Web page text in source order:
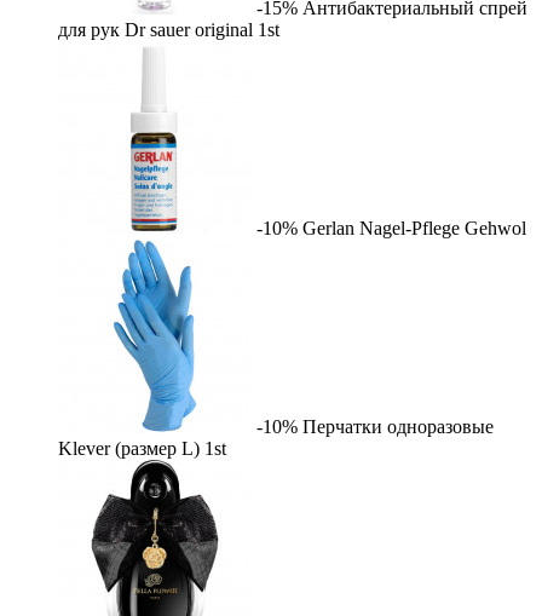
-15% Антибактериальный спрей
для рук Dr sauer original 1st
-10% Gerlan Nagel-Pflege Gehwol
-10% Перчатки одноразовые
Klever (размер L) 1st